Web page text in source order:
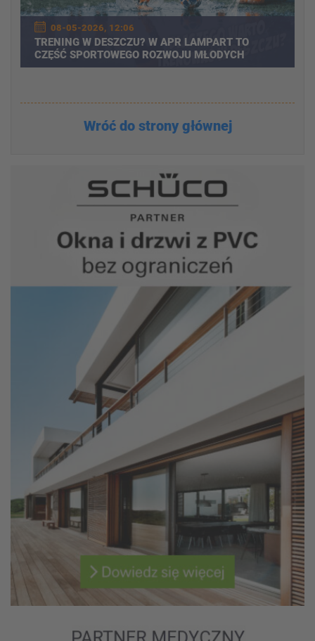
08-05-2026, 12:06
TRENING W DESZCZU? W APR LAMPART TO
CZĘŚĆ SPORTOWEGO ROZWOJU MŁODYCH
PIŁKARZY
Wróć do strony głównej